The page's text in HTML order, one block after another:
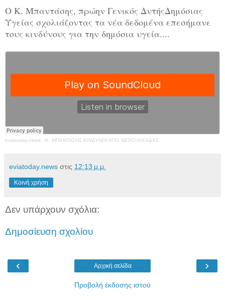
Ο Κ. Μπαντάσης, πρώην Γενικός ΔντήςΔημόσιας
Υγείας σχολιάζοντας τα νέα δεδομένα επεσήμανε
τους κινδύνους για την δημόσια υγεία....
eviatoday.news · Κ. ΜΠΑΝΤΑΣΗΣ ΚΙΝΔΥΝΟΙ ΑΠΟ ΝΕΡΟ ΛΙΧΑΔΑΣ
eviatoday.news στις 12:13 μ.μ.
Κοινή χρήση
Δεν υπάρχουν σχόλια:
Δημοσίευση σχολίου
‹ ›
Αρχική σελίδα
Προβολή έκδοσης ιστού